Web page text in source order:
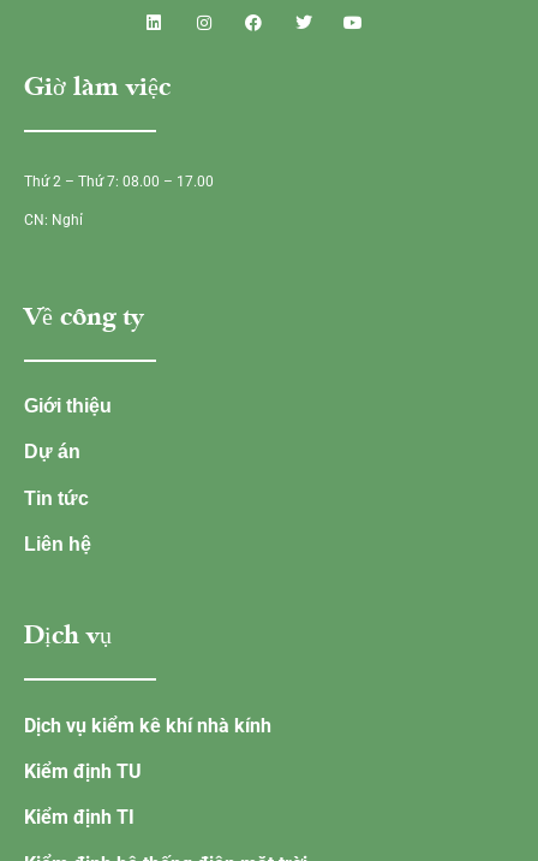
Giờ làm việc
Thứ 2 – Thứ 7: 08.00 – 17.00
CN: Nghỉ
Về công ty
Giới thiệu
Dự án
Tin tức
Liên hệ
Dịch vụ
Dịch vụ kiểm kê khí nhà kính
Kiểm định TU
Kiểm định TI